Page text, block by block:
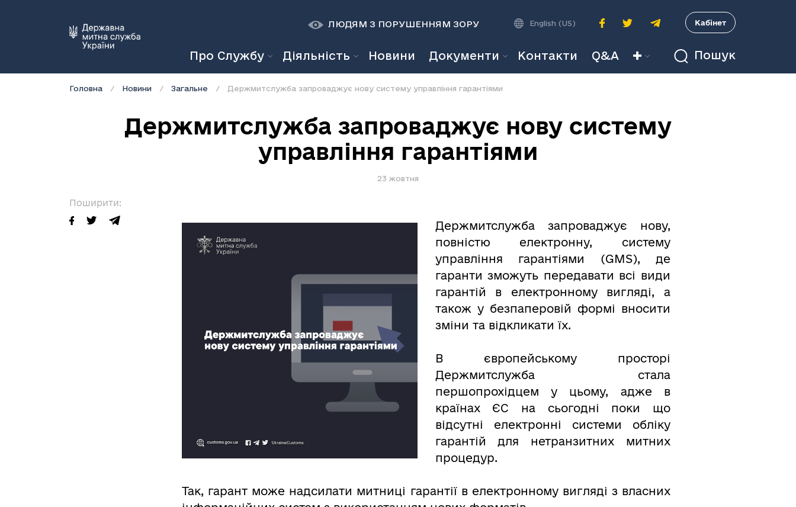
ЛЮДЯМ З ПОРУШЕННЯМ ЗОРУ
К К A A A
English (US) Кабінет
Про Службу Діяльність Новини Документи Контакти Q&A Пошук
Головна Новини Загальне Держмитслужба запроваджує нову систему управління гарантіями
Держмитслужба запроваджує нову систему
управління гарантіями
23 жовтня
Поширити:
Держмитслужба запроваджує нову,
повністю електронну, систему
управління гарантіями (GMS), де
гаранти зможуть передавати всі види
гарантій в електронному вигляді, а
також у безпаперовій формі вносити
зміни та відкликати їх.
В європейському просторі
Держмитслужба стала
першопрохідцем у цьому, адже в
країнах ЄС на сьогодні поки що
відсутні електронні системи обліку
гарантій для нетранзитних митних
процедур.
Так, гарант може надсилати митниці гарантії в електронному вигляді з власних